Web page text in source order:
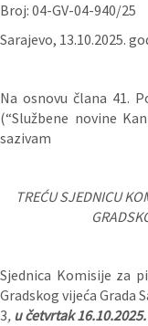
Broj: 04-GV-04-940/25
Sarajevo, 13.10.2025.
Na osnovu člana 41.
(“Službene novine
sazivam
TREĆU SJEDNICU
Sjednica Komisije za
Gradskog vijeća Grada
3, u četvrtak